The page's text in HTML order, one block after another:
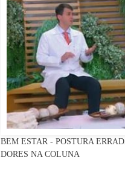
BEM ESTAR - POSTURA
DORES NA COLUNA